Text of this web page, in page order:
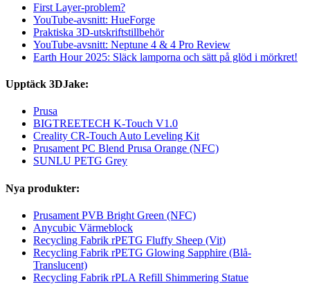
First Layer-problem?
YouTube-avsnitt: HueForge
Praktiska 3D-utskriftstillbehör
YouTube-avsnitt: Neptune 4 & 4 Pro Review
Earth Hour 2025: Släck lamporna och sätt på glöd i mörkret!
Upptäck 3DJake:
Prusa
BIGTREETECH K-Touch V1.0
Creality CR-Touch Auto Leveling Kit
Prusament PC Blend Prusa Orange (NFC)
SUNLU PETG Grey
Nya produkter:
Prusament PVB Bright Green (NFC)
Anycubic Värmeblock
Recycling Fabrik rPETG Fluffy Sheep (Vit)
Recycling Fabrik rPETG Glowing Sapphire (Blå-
Translucent)
Recycling Fabrik rPLA Refill Shimmering Statue